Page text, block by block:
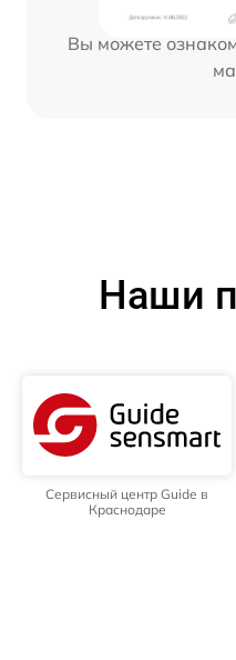
Вы можете
Наши
Сервисный центр Guide в
Краснодаре